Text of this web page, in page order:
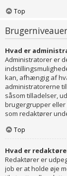
Top
Hvad er
Administratorer er
kan, afhængig af
administratorerne
såsom tilladelser,
brugergrupper eller
som redaktører
Top
Hvad er
Redaktører er
job er at holde øje